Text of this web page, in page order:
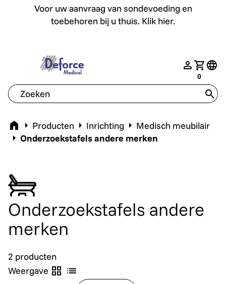
Voor uw aanvraag van sondevoeding en
toebehoren bij u thuis. Klik hier.
Voor uw aanvraag van sondevoeding en toebehoren bij
nav.login
Jouw
0
deforce.togglemenu
Home Producten Inrichting
Medisch meubilair
Onderzoekstafels andere merken
Onderzoekstafels andere
merken
2 producten
Weergave